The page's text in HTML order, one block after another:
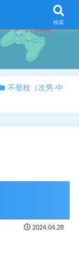
不登校（次男-中
2024.04.28
検索